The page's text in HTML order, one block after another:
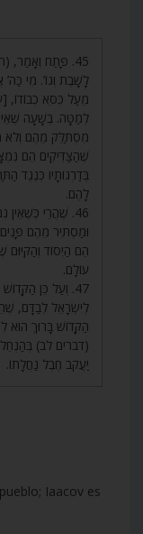
45. פָּתַח וְאָמַר,
לָשָׁבֶת וְגוֹ’. מִי
מֵעַל כִּסֵּא כְבוֹדוֹ,
לְמַטָּה. בְּשָׁעָה שֶׁאֵין
מִסְתַּלֵּק מֵהֶם וְלֹא
שֶׁהַצַּדִּיקִים הֵם
בְּדַרְגוֹתָיו כְּנֶגֶד
לָהֶם.
46. שֶׁהֲרֵי
וּמַסְתִּיר מֵהֶם
הֵם הַיְסוֹד וְהַקִּיּוּם
עוֹלָם.
47. וְעַל כֵּן
לְיִשְׂרָאֵל לְבַדָּם,
הַקָּדוֹשׁ בָּרוּךְ הוּא
(דברים לב) בְּהַנְחֵל
יַעֲקֹב חֶבֶל נַחֲלָתוֹ.
Iaacov es